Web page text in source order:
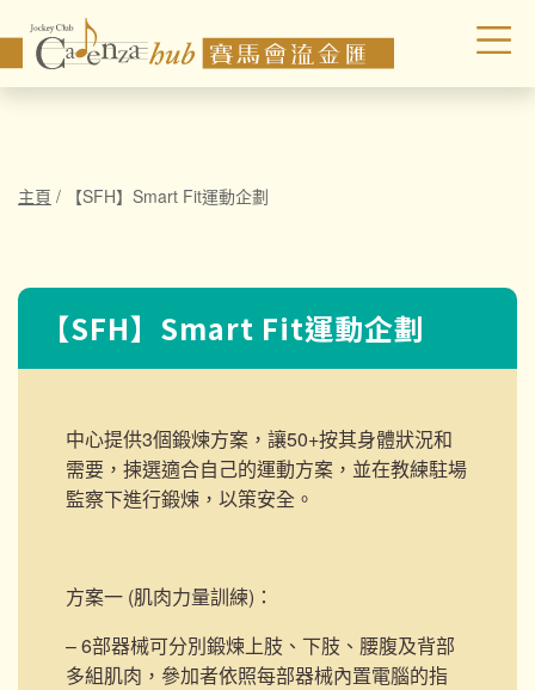
主頁 / 【SFH】Smart Fit運動企劃
【SFH】Smart Fit運動企劃
中心提供3個鍛煉方案，讓50+按其身體狀況和
需要，揀選適合自己的運動方案，並在教練駐場
監察下進行鍛煉，以策安全。
方案一 (肌肉力量訓練) ：
– 6部器械可分別鍛煉上肢、下肢、腰腹及背部
多組肌肉，參加者依照每部器械內置電腦的指